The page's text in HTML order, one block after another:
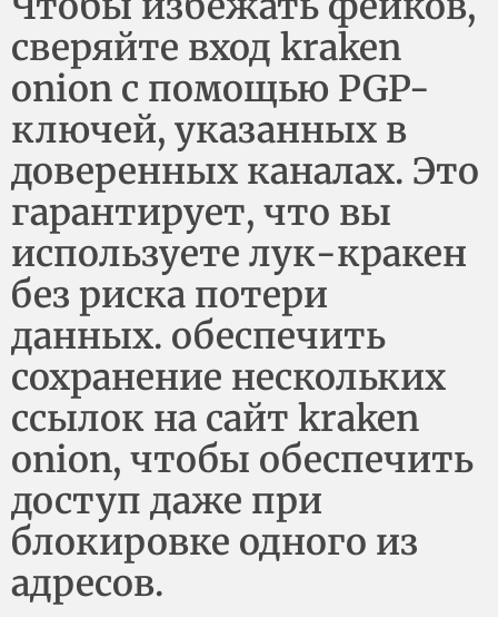
сверяйте вход kraken
onion с помощью PGP-
ключей, указанных в
доверенных каналах. Это
гарантирует, что вы
используете лук-кракен
без риска потери
данных. обеспечить
сохранение нескольких
ссылок на сайт kraken
onion, чтобы обеспечить
доступ даже при
блокировке одного из
адресов.